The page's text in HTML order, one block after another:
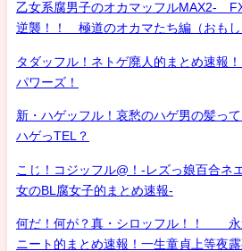
乙女系腐男子のオカマッフルMAX2-
逆襲！！ 極道のオカマたち編（おもし
タダッフル！ネトゲ廃人的まとめ速報
パワーズ！
新・ハゲッフル！哀愁のハゲ男の髪っ
ハゲっTEL？
こじ！コジッフル@！-レズっ娘百合ネ
女のBL腐女子的まとめ速報-
何だ！何が？真・シロッフル！！
ニート的まとめ速報！一生童貞上等夜露